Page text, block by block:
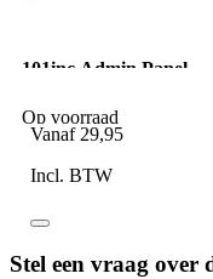
101inc Admin Panel
Op voorraad
Vanaf 29,95
Incl. BTW
Stel een vraag over